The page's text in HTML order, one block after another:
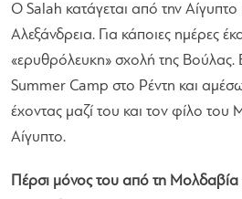
Ο Salah κατάγεται από την Αίγυπτο
Αλεξάνδρεια. Για κάποιες ημέρες
«ερυθρόλευκη» σχολή της Βούλας.
Summer Camp στο Ρέντη και
έχοντας μαζί του και τον φίλο του
Αίγυπτο.
Πέρσι μόνος του από τη Μολδαβία